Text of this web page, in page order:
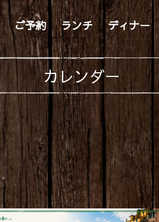
ご予約 ランチ ディナー
カレンダー